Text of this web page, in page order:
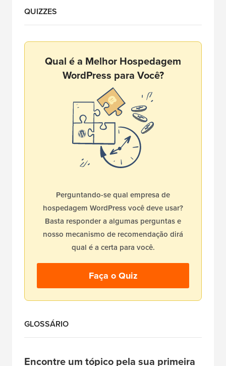
QUIZZES
Qual é a Melhor Hospedagem
WordPress para Você?
Perguntando-se qual empresa de
hospedagem WordPress você deve usar?
Basta responder a algumas perguntas e
nosso mecanismo de recomendação dirá
qual é a certa para você.
Faça o Quiz
GLOSSÁRIO
Encontre um tópico pela sua primeira